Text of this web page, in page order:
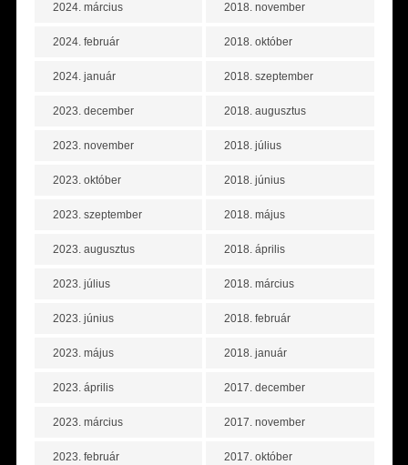
2024. március
2024. február
2024. január
2023. december
2023. november
2023. október
2023. szeptember
2023. augusztus
2023. július
2023. június
2023. május
2023. április
2023. március
2023. február
2018. november
2018. október
2018. szeptember
2018. augusztus
2018. július
2018. június
2018. május
2018. április
2018. március
2018. február
2018. január
2017. december
2017. november
2017. október